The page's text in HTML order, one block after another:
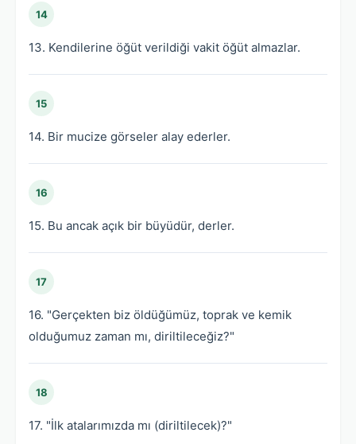
14
13. Kendilerine öğüt verildiği vakit öğüt almazlar.
15
14. Bir mucize görseler alay ederler.
16
15. Bu ancak açık bir büyüdür, derler.
17
16. "Gerçekten biz öldüğümüz, toprak ve kemik
olduğumuz zaman mı, diriltileceğiz?"
18
17. "İlk atalarımızda mı (diriltilecek)?"